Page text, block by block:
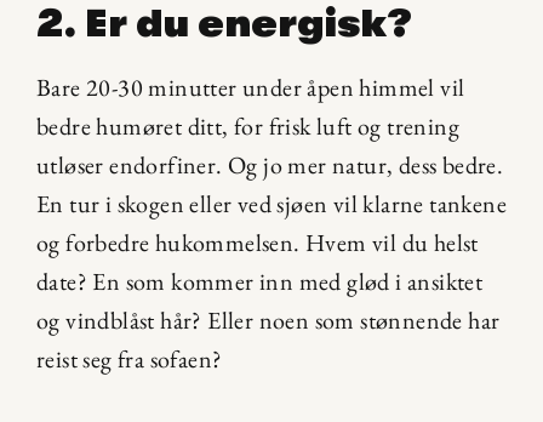
2. Er du energisk?
Bare 20-30 minutter under åpen himmel vil
bedre humøret ditt, for frisk luft og trening
utløser endorfiner. Og jo mer natur, dess bedre.
En tur i skogen eller ved sjøen vil klarne tankene
og forbedre hukommelsen. Hvem vil du helst
date? En som kommer inn med glød i ansiktet
og vindblåst hår? Eller noen som stønnende har
reist seg fra sofaen?